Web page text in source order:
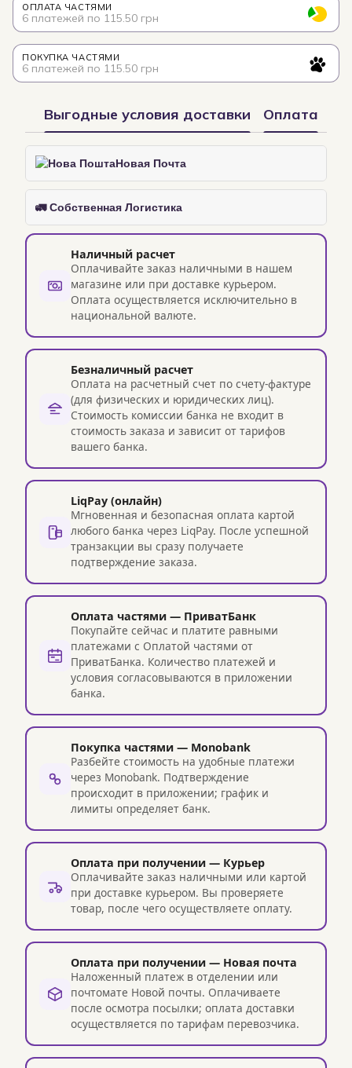
ОПЛАТА ЧАСТЯМИ
6 платежей по 115.50 грн
ПОКУПКА ЧАСТЯМИ
6 платежей по 115.50 грн
Выгодные условия доставки Оплата
Новая Почта
🚛 Собственная Логистика
Наличный расчет
Оплачивайте заказ наличными в нашем
магазине или при доставке курьером.
Оплата осуществляется исключительно в
национальной валюте.
Безналичный расчет
Оплата на расчетный счет по счету-фактуре
(для физических и юридических лиц).
Стоимость комиссии банка не входит в
стоимость заказа и зависит от тарифов
вашего банка.
LiqPay (онлайн)
Мгновенная и безопасная оплата картой
любого банка через LiqPay. После успешной
транзакции вы сразу получаете
подтверждение заказа.
Оплата частями — ПриватБанк
Покупайте сейчас и платите равными
платежами с Оплатой частями от
ПриватБанка. Количество платежей и
условия согласовываются в приложении
банка.
Покупка частями — Monobank
Разбейте стоимость на удобные платежи
через Monobank. Подтверждение
происходит в приложении; график и
лимиты определяет банк.
Оплата при получении — Курьер
Оплачивайте заказ наличными или картой
при доставке курьером. Вы проверяете
товар, после чего осуществляете оплату.
Оплата при получении — Новая почта
Наложенный платеж в отделении или
почтомате Новой почты. Оплачиваете
после осмотра посылки; оплата доставки
осуществляется по тарифам перевозчика.